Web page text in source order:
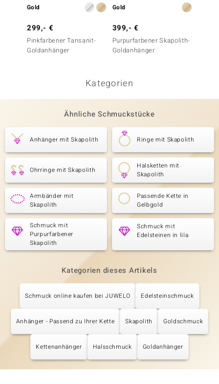
Gold
299,- €
Pinkfarbener Tansanit-
Goldanhänger
Gold
399,- €
Purpurfarbener Skapolith-
Goldanhänger
Kategorien
Ähnliche Schmuckstücke
Anhänger mit Skapolith Ringe mit Skapolith
Ohrringe mit Skapolith
Halsketten mit
Skapolith
Armbänder mit
Skapolith
Passende Kette in
Gelbgold
Schmuck mit
Purpurfarbener
Skapolith
Schmuck mit
Edelsteinen in lila
Kategorien dieses Artikels
Schmuck online kaufen bei JUWELO Edelsteinschmuck
Anhänger - Passend zu Ihrer Kette Skapolith Goldschmuck
Kettenanhänger Halsschmuck Goldanhänger